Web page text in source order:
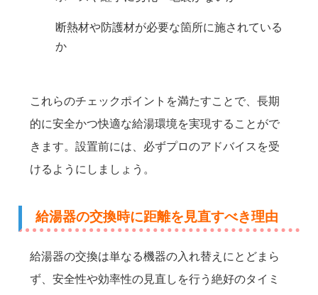
断熱材や防護材が必要な箇所に施されている
か
これらのチェックポイントを満たすことで、長期
的に安全かつ快適な給湯環境を実現することがで
きます。設置前には、必ずプロのアドバイスを受
けるようにしましょう。
給湯器の交換時に距離を見直すべき理由
給湯器の交換は単なる機器の入れ替えにとどまら
ず、安全性や効率性の見直しを行う絶好のタイミ